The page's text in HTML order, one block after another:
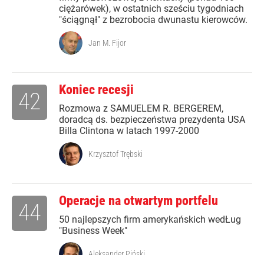
ciężarówek), w ostatnich sześciu tygodniach
"ściągnął" z bezrobocia dwunastu kierowców.
Jan M. Fijor
Koniec recesji
Rozmowa z SAMUELEM R. BERGEREM,
doradcą ds. bezpieczeństwa prezydenta USA
Billa Clintona w latach 1997-2000
42
Krzysztof Trębski
Operacje na otwartym portfelu
50 najlepszych firm amerykańskich wedŁug
"Business Week"
44